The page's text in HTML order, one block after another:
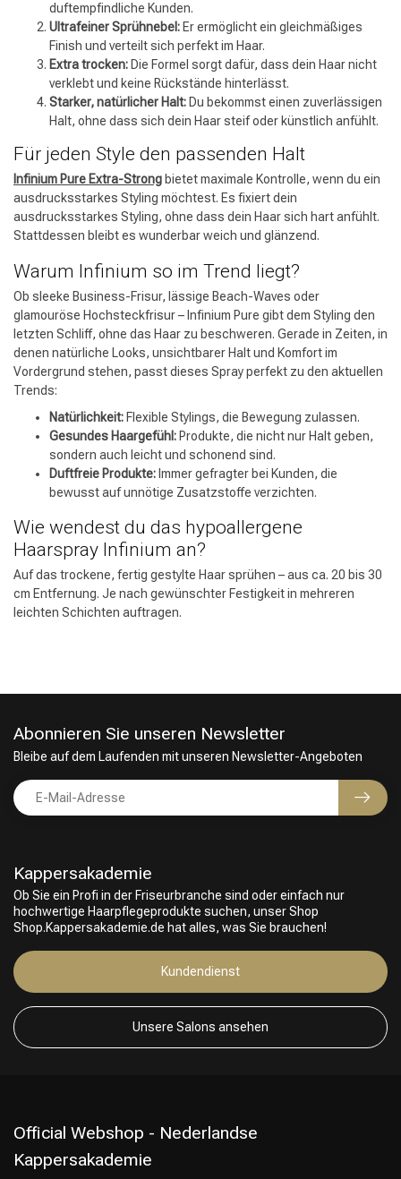
duftempfindliche Kunden.
Ultrafeiner Sprühnebel: Er ermöglicht ein gleichmäßiges
Finish und verteilt sich perfekt im Haar.
Extra trocken: Die Formel sorgt dafür, dass dein Haar nicht
verklebt und keine Rückstände hinterlässt.
Starker, natürlicher Halt: Du bekommst einen zuverlässigen
Halt, ohne dass sich dein Haar steif oder künstlich anfühlt.
Für jeden Style den passenden Halt
Infinium Pure Extra-Strong bietet maximale Kontrolle, wenn du ein
ausdrucksstarkes Styling möchtest. Es fixiert dein
ausdrucksstarkes Styling, ohne dass dein Haar sich hart anfühlt.
Stattdessen bleibt es wunderbar weich und glänzend.
Warum Infinium so im Trend liegt?
Ob sleeke Business-Frisur, lässige Beach-Waves oder
glamouröse Hochsteckfrisur – Infinium Pure gibt dem Styling den
letzten Schliff, ohne das Haar zu beschweren. Gerade in Zeiten, in
denen natürliche Looks, unsichtbarer Halt und Komfort im
Vordergrund stehen, passt dieses Spray perfekt zu den aktuellen
Trends:
Natürlichkeit:Flexible Stylings, die Bewegung zulassen.
Gesundes Haargefühl:Produkte, die nicht nur Halt geben,
sondern auch leicht und schonend sind.
Duftfreie Produkte:Immer gefragter bei Kunden, die
bewusst auf unnötige Zusatzstoffe verzichten.
Wie wendest du das hypoallergene
Haarspray Infinium an?
Auf das trockene, fertig gestylte Haar sprühen – aus ca. 20 bis 30
cm Entfernung. Je nach gewünschter Festigkeit in mehreren
leichten Schichten auftragen.
Kappersakademie
Ob Sie ein Profi in der Friseurbranche sind oder einfach nur
hochwertige Haarpflegeprodukte suchen, unser Shop
Shop.Kappersakademie.de hat alles, was Sie brauchen!
Kundendienst
Unsere Salons ansehen
Abonnieren Sie unseren Newsletter
Bleibe auf dem Laufenden mit unseren Newsletter-Angeboten
Official Webshop - Nederlandse
Kappersakademie